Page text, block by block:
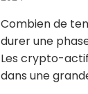
Combien de
durer une
Les crypto-
dans une